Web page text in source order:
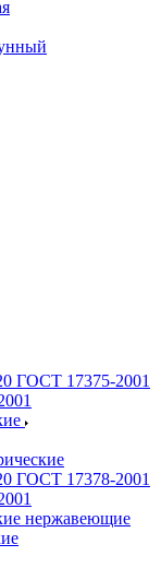
ГОСТ 17375-2001
ГОСТ 17378-2001
нержавеющие